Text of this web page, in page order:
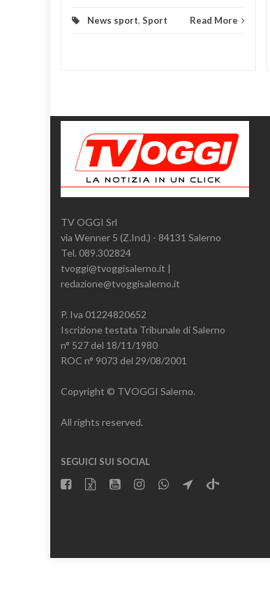
News sport, Sport Read More
TV OGGI Srl
via Wenner 5 (Z.Ind.) - 84131 Salerno
Tel. 089.302824
tvoggi@tvoggisalerno.it |
redazione@tvoggisalerno.it
P. Iva 01224820652
Iscrizione testata Tribunale di Salerno
n° 527 del 18/11/1980
ROC n° 9073 del 29/08/2001
Copyright © TVOGGI Salerno.
All rights reserved.
SEGUICI SUI SOCIAL